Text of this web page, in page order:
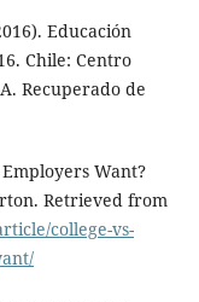
Educación
Chile: Centro
Recuperado de
Want?
Retrieved from
college-vs-